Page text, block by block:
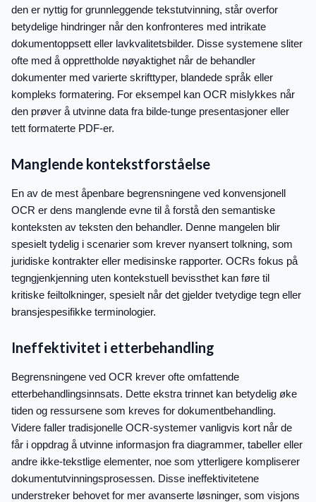
den er nyttig for grunnleggende tekstutvinning, står overfor
betydelige hindringer når den konfronteres med intrikate
dokumentoppsett eller lavkvalitetsbilder. Disse systemene sliter
ofte med å opprettholde nøyaktighet når de behandler
dokumenter med varierte skrifttyper, blandede språk eller
kompleks formatering. For eksempel kan OCR mislykkes når
den prøver å utvinne data fra bilde-tunge presentasjoner eller
tett formaterte PDF-er.
Manglende kontekstforståelse
En av de mest åpenbare begrensningene ved konvensjonell
OCR er dens manglende evne til å forstå den semantiske
konteksten av teksten den behandler. Denne mangelen blir
spesielt tydelig i scenarier som krever nyansert tolkning, som
juridiske kontrakter eller medisinske rapporter. OCRs fokus på
tegngjenkjenning uten kontekstuell bevissthet kan føre til
kritiske feiltolkninger, spesielt når det gjelder tvetydige tegn eller
bransjespesifikke terminologier.
Ineffektivitet i etterbehandling
Begrensningene ved OCR krever ofte omfattende
etterbehandlingsinnsats. Dette ekstra trinnet kan betydelig øke
tiden og ressursene som kreves for dokumentbehandling.
Videre faller tradisjonelle OCR-systemer vanligvis kort når de
får i oppdrag å utvinne informasjon fra diagrammer, tabeller eller
andre ikke-tekstlige elementer, noe som ytterligere kompliserer
dokumentutvinningsprosessen. Disse ineffektivitetene
understreker behovet for mer avanserte løsninger, som visjons